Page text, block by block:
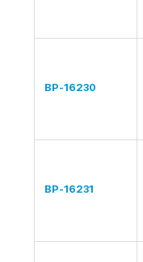
BP-16230
BP-16231